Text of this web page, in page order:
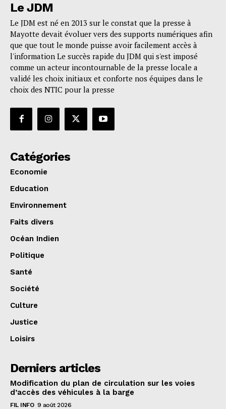
Le JDM
Le JDM est né en 2013 sur le constat que la presse à
Mayotte devait évoluer vers des supports numériques afin
que que tout le monde puisse avoir facilement accès à
l'information Le succès rapide du JDM qui s'est imposé
comme un acteur incontournable de la presse locale a
validé les choix initiaux et conforte nos équipes dans le
choix des NTIC pour la presse
Catégories
Economie
Education
Environnement
Faits divers
Océan Indien
Politique
Santé
Société
Culture
Justice
Loisirs
Derniers articles
Modification du plan de circulation sur les voies
d’accès des véhicules à la barge
FIL INFO 9 août 2026